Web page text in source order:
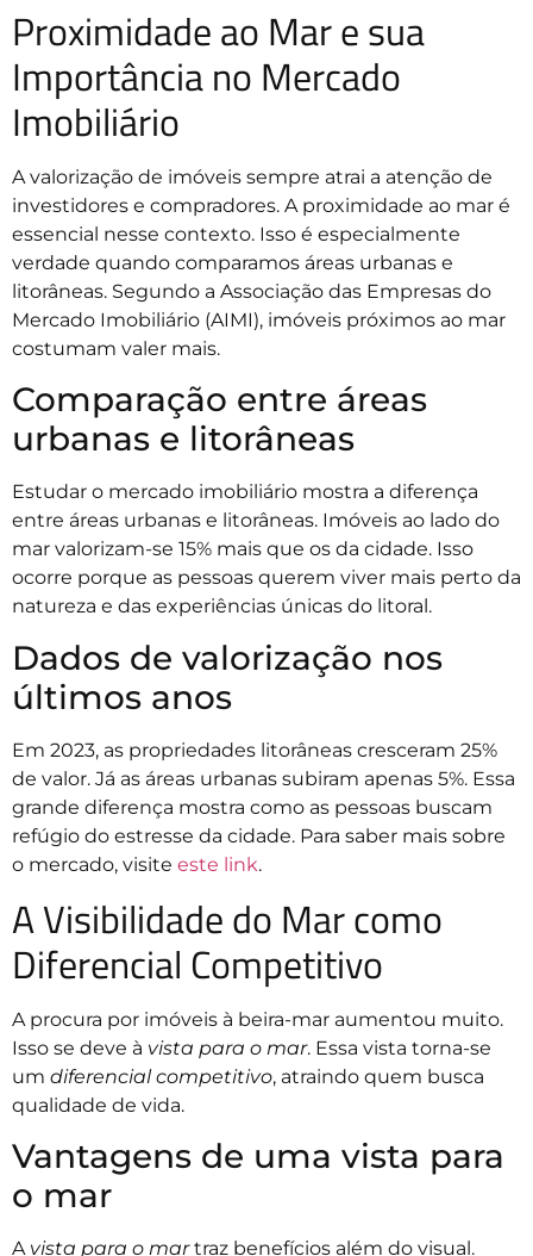
Proximidade ao Mar e sua
Importância no Mercado
Imobiliário
A valorização de imóveis sempre atrai a atenção de
investidores e compradores. A proximidade ao mar é
essencial nesse contexto. Isso é especialmente
verdade quando comparamos áreas urbanas e
litorâneas. Segundo a Associação das Empresas do
Mercado Imobiliário (AIMI), imóveis próximos ao mar
costumam valer mais.
Comparação entre áreas
urbanas e litorâneas
Estudar o mercado imobiliário mostra a diferença
entre áreas urbanas e litorâneas. Imóveis ao lado do
mar valorizam-se 15% mais que os da cidade. Isso
ocorre porque as pessoas querem viver mais perto da
natureza e das experiências únicas do litoral.
Dados de valorização nos
últimos anos
Em 2023, as propriedades litorâneas cresceram 25%
de valor. Já as áreas urbanas subiram apenas 5%. Essa
grande diferença mostra como as pessoas buscam
refúgio do estresse da cidade. Para saber mais sobre
o mercado, visite este link.
A Visibilidade do Mar como
Diferencial Competitivo
A procura por imóveis à beira-mar aumentou muito.
Isso se deve à vista para o mar. Essa vista torna-se
um diferencial competitivo, atraindo quem busca
qualidade de vida.
Vantagens de uma vista para
o mar
A vista para o martraz benefícios além do visual.